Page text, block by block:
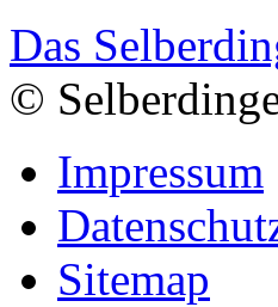
Das
©
Impressum
Sitemap